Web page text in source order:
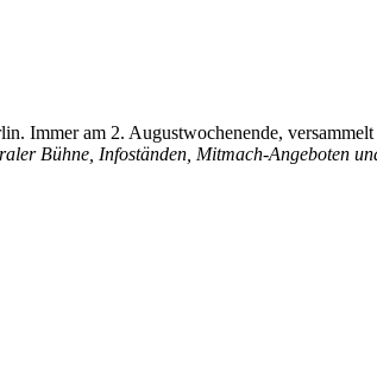
Immer am 2. Augustwochenende,
Bühne, Infoständen, Mitmach-Angeboten